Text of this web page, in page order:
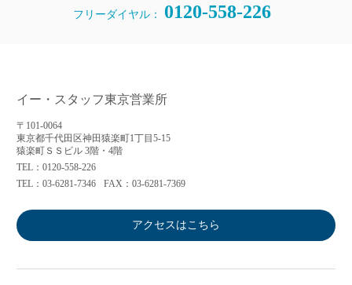
フリーダイヤル： 0120-558-226
イー・スタッフ東京営業所
〒101-0064
東京都千代田区神田猿楽町1丁目5-15
猿楽町ＳＳビル 3階・4階
TEL：0120-558-226
TEL：03-6281-7346
FAX：03-6281-7369
アクセスはこちら